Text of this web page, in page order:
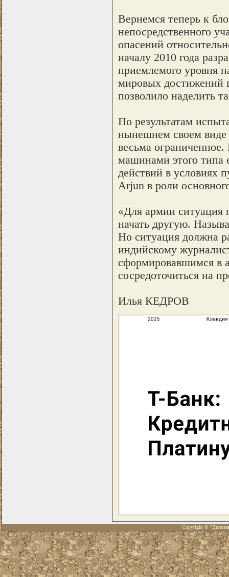
Вернемся теперь к
непосредственного
опасений
началу 2010 года
приемлемого уровня
мировых достижений
позволило наделить
По результатам
нынешнем своем виде
весьма
машинами этого типа
действий в условиях
Arjun в роли
«Для армии ситуация
начать другую.
Но ситуация должна
индийскому
сформировавшимся в
сосредоточиться на
Илья КЕДРОВ
Copyright ©